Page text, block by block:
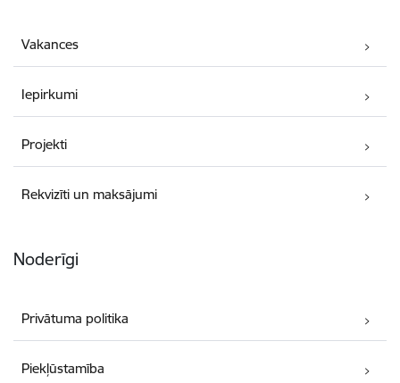
Vakances
Iepirkumi
Projekti
Rekvizīti un maksājumi
Noderīgi
Privātuma politika
Piekļūstamība